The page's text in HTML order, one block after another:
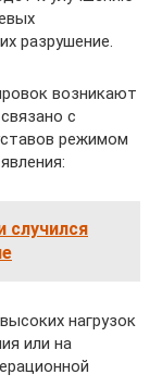
разрушение.
возникают
с
режимом
случился
нагрузок
или на